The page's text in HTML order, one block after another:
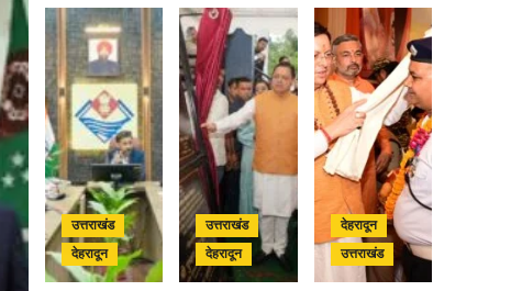
उत्तराखंड
देहरादून
उत्तराखंड
देहरादून
देहरादून
उत्तराखंड